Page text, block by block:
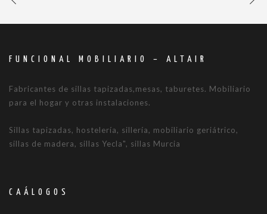
FUNCIONAL MOBILIARIO – ALTAIR
Fabricantes de sillas tapizadas,mesas, taburetes. Mobiliario
para el hogar y otras instalaciones.
Sillas tapizadas, hostelería, sillería, mobiliario geriátrico,
sillas de madera, sillas Yecla", sillas Murcia
CAÁLOGOS